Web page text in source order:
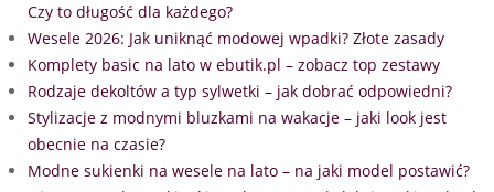
Czy to długość dla każdego?
Wesele 2026: Jak uniknąć modowej wpadki? Złote zasady
Komplety basic na lato w ebutik.pl – zobacz top zestawy
Rodzaje dekoltów a typ sylwetki – jak dobrać odpowiedni?
Stylizacje z modnymi bluzkami na wakacje – jaki look jest
obecnie na czasie?
Modne sukienki na wesele na lato – na jaki model postawić?